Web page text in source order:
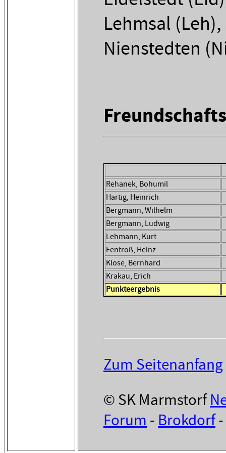
Lehmsal
Nienstedten
Rehanek, Bohumil
Hartig, Heinrich
Bergmann, Wilhelm
Bergmann, Ludwig
Lehmann, Kurt
Fentroß, Heinz
Klose, Bernhard
Krakau, Erich
Punkteergebnis
Zum Seitenanfang
© SK Marmstorf
Forum - Brokdorf-